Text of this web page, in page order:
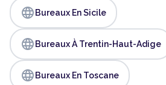
language Bureaux En Sicile
language Bureaux À Trentin-Haut-Adige
language Bureaux En Toscane